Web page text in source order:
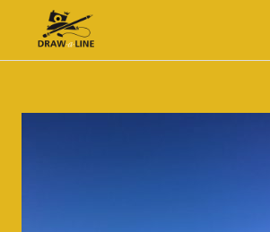
Draw-a-Line Grafik- und Web-Design